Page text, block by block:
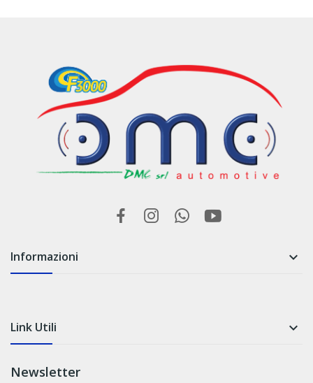
Informazioni 
Link Utili 
Newsletter